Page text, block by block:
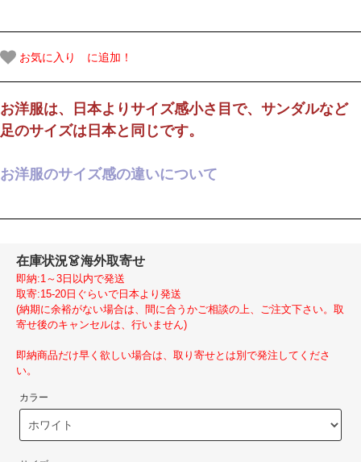
お気に入り に追加！
お洋服は、日本よりサイズ感小さ目で、サンダルなど
足のサイズは日本と同じです。
お洋服のサイズ感の違いについて
在庫状況👗海外取寄せ
即納:1～3日以内で発送
取寄:15-20日ぐらいで日本より発送
(納期に余裕がない場合は、間に合うかご相談の上、ご注文下さい。取
寄せ後のキャンセルは、行いません)
即納商品だけ早く欲しい場合は、取り寄せとは別で発注してくださ
い。
カラー